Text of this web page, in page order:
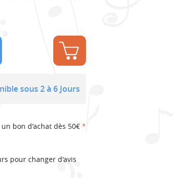
sous 2 à 6 Jours
un bon d'achat dès 50€ *
pour changer d'avis